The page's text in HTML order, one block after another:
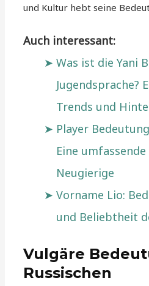
und Kultur hebt seine
Auch interessant:
Was ist die Yani
Jugendsprache?
Trends und
Player
Eine
Neugierige
Vorname Lio:
und Beliebtheit
Vulgäre
Russischen